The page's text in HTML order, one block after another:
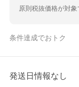
原則税抜価格が対象
条件達成でおトク
発送日情報なし